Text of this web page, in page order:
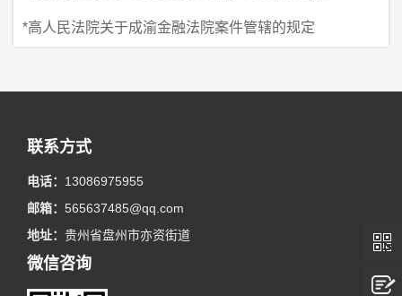
*高人民法院关于成渝金融法院案件管辖的规定
联系方式
电话： 13086975955
邮箱： 565637485@qq.com
地址： 贵州省盘州市亦资街道
微信咨询